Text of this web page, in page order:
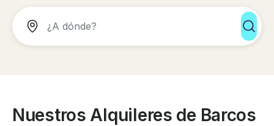
Nuestros Alquileres de Barcos